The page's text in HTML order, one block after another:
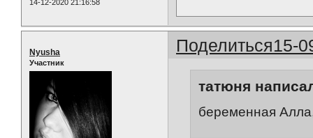
14-12-2020 21:16:58
Поделиться15-
Nyusha
Участник
татюня
беременная